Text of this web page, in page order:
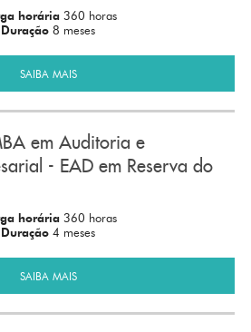
horária 360 horas
Duração 8 meses
SAIBA MAIS
em Auditoria e
- EAD em Reserva do
horária 360 horas
Duração 4 meses
SAIBA MAIS